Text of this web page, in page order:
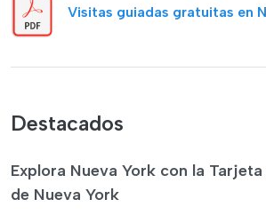
Visitas guiadas gratuitas en
Destacados
Explora Nueva York con la
de Nueva York